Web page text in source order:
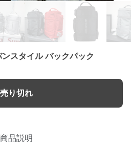
スタイル バックパック
売り切れ
商品説明